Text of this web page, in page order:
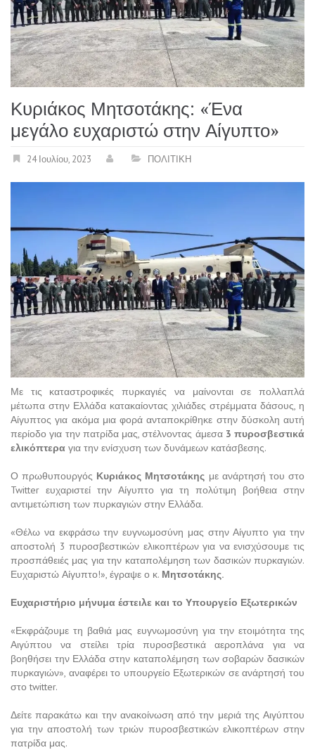
Κυριάκος Μητσοτάκης: «Ένα
μεγάλο ευχαριστώ στην Αίγυπτο»
24 Ιουλίου, 2023 ΠΟΛΙΤΙΚΗ
Με τις καταστροφικές πυρκαγιές να μαίνονται σε πολλαπλά
μέτωπα στην Ελλάδα κατακαίοντας χιλιάδες στρέμματα δάσους, η
Αίγυπτος για ακόμα μια φορά ανταποκρίθηκε στην δύσκολη αυτή
περίοδο για την πατρίδα μας, στέλνοντας άμεσα3 πυροσβεστικά
ελικόπτερα για την ενίσχυση των δυνάμεων κατάσβεσης.
Ο πρωθυπουργός Κυριάκος Μητσοτάκης με ανάρτησή του στο
Twitter ευχαριστεί την Αίγυπτο για τη πολύτιμη βοήθεια στην
αντιμετώπιση των πυρκαγιών στην Ελλάδα.
«Θέλω να εκφράσω την ευγνωμοσύνη μας στην Αίγυπτο για την
αποστολή 3 πυροσβεστικών ελικοπτέρων για να ενισχύσουμε τις
προσπάθειές μας για την καταπολέμηση των δασικών πυρκαγιών.
Ευχαριστώ Αίγυπτο!», έγραψε ο κ. Μητσοτάκης.
Ευχαριστήριο μήνυμα έστειλε και το Υπουργείο Εξωτερικών
«Εκφράζουμε τη βαθιά μας ευγνωμοσύνη για την ετοιμότητα της
Αιγύπτου να στείλει τρία πυροσβεστικά αεροπλάνα για να
βοηθήσει την Ελλάδα στην καταπολέμηση των σοβαρών δασικών
πυρκαγιών», αναφέρει το υπουργείο Εξωτερικών σε ανάρτησή του
στο twitter.
Δείτε παρακάτω και την ανακοίνωση από την μεριά της Αιγύπτου
για την αποστολή των τριών πυροσβεστικών ελικοπτέρων στην
πατρίδα μας.